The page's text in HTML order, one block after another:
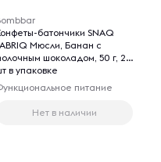
батончики SNAQ
Мюсли, Банан с
шоколадом, 50 г, 25
в упаковке
питание
Нет в наличии